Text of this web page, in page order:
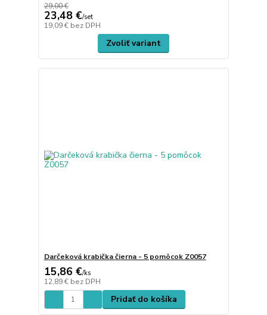
29,00 €
23,48 €/set
19,09 € bez DPH
Zvoliť variant
Darčeková krabička čierna - 5 pomôcok Z0057
15,86 €/ks
12,89 € bez DPH
Pridať do košíka